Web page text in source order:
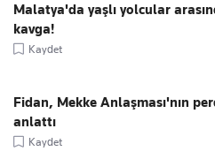
Malatya'da yaşlı yolcular
kavga!
Kaydet
Fidan, Mekke Anlaşması'nın
anlattı
Kaydet